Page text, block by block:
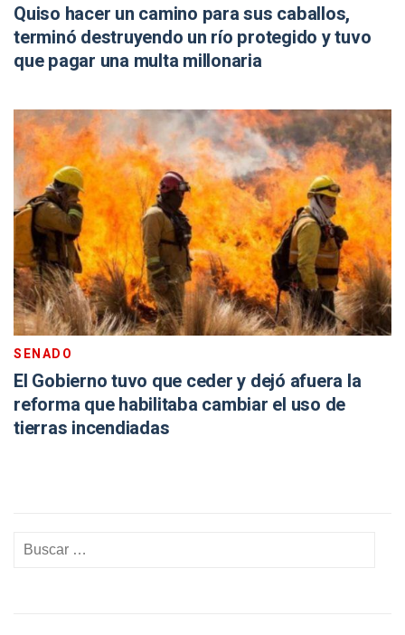
Quiso hacer un camino para sus caballos,
terminó destruyendo un río protegido y tuvo
que pagar una multa millonaria
SENADO
El Gobierno tuvo que ceder y dejó afuera la
reforma que habilitaba cambiar el uso de
tierras incendiadas